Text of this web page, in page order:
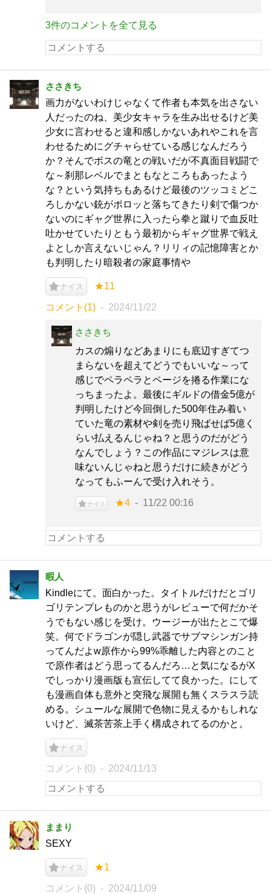
3件のコメントを全て見る
ささきち
画力がないわけじゃなくて作者も本気を出さない
人だったのね、美少女キャラを生み出せるけど美
少女に言わせると違和感しかないあれやこれを言
わせるためにグチャらせている感じなんだろう
か？そんでボスの竜との戦いだが不真面目戦闘で
な～刹那レベルでまともなところもあったよう
な？という気持ちもあるけど最後のツッコミどこ
ろしかない銃がポロッと落ちてきたり剣で傷つか
ないのにギャグ世界に入ったら拳と蹴りで血反吐
吐かせていたりともう最初からギャグ世界で戦え
よとしか言えないじゃん？リリィの記憶障害とか
も判明したり暗殺者の家庭事情や
ナイス ★11
コメント(1) 2024/11/22
ささきち
カスの煽りなどあまりにも底辺すぎてつ
まらないを超えてどうでもいいな～って
感じでペラペラとページを捲る作業にな
っちまったよ。最後にギルドの借金5億が
判明したけど今回倒した500年住み着い
ていた竜の素材や剣を売り飛ばせば5億く
らい払えるんじゃね？と思うのだがどう
なんでしょう？この作品にマジレスは意
味ないんじゃねと思うだけに続きがどう
なってもふーんで受け入れそう。
ナイス ★4 11/22 00:16
暇人
Kindleにて。面白かった。タイトルだけだとゴリ
ゴリテンプレものかと思うがレビューで何だかそ
うでもない感じを受け。ウージーが出たとこで爆
笑。何でドラゴンが隠し武器でサブマシンガン持
ってんだよw原作から99%乖離した内容とのこと
で原作者はどう思ってるんだろ…と気になるがX
でしっかり漫画版も宣伝してて良かった。にして
も漫画自体も意外と突飛な展開も無くスラスラ読
める。シュールな展開で色物に見えるかもしれな
いけど、滅茶苦茶上手く構成されてるのかと。
ナイス
コメント(0) 2024/11/13
ままり
SEXY
ナイス ★1
コメント(0) 2024/11/09